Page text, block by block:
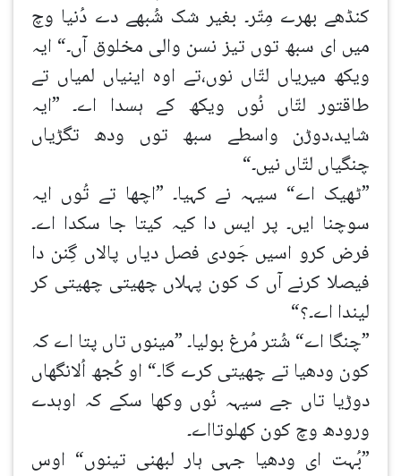
کنڈھے بھرے مِتّر۔ بغیر شک شُبھے دے دُنیا وچ
میں ای سبھ توں تیز نسن والی مخلوق آں۔“ ایہ
ویکھ میریاں لتّاں نوں،تے اوہ اینیاں لمیاں تے
طاقتور لتّاں نُوں ویکھ کے ہسدا اے۔ ”ایہ
شاید،دوڑن واسطے سبھ توں ودھ تگڑیاں
چنگیاں لتّاں نیں۔“
”ٹھیک اے“ سیہہ نے کہیا۔ ”اچھا تے تُوں ایہ
سوچنا ایں۔ پر ایس دا کیہ کیتا جا سکدا اے۔
فرض کرو اسیں جَودی فصل دیاں پالاں گِنن دا
فیصلا کرنے آں ک کون پہلاں چھیتی چھیتی کر
لیندا اے۔؟“
”چنگا اے“ شُتر مُرغ بولیا۔ ”مینوں تاں پتا اے کہ
کون ودھیا تے چھیتی کرے گا۔“ او کُجھ اُلانگھاں
دوڑیا تاں جے سیہہ نُوں وکھا سکے کہ اوہدے
ورودھ وچ کون کھلوتااے۔
”بُہت ای ودھیا جہی ہار لبھنی تینوں“ اوس